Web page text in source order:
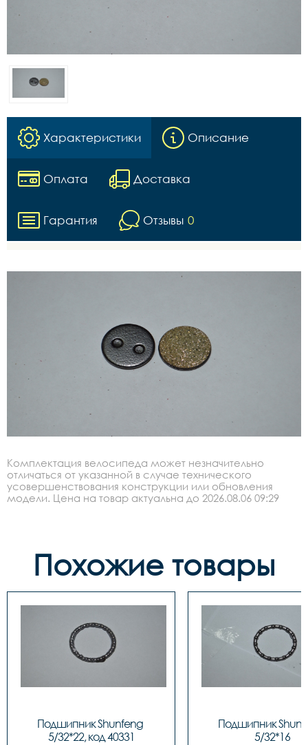
Характеристики Описание
Оплата Доставка
Гарантия Отзывы 0
Комплектация велосипеда может незначительно
отличаться от указанной в случае технического
усовершенствования конструкции или обновления
модели. Цена на товар актуальна до 2026.08.06 09:29
Похожие товары
Подшипник Shunfeng
5/32*22, код 40331
Подшипник
5/32*16